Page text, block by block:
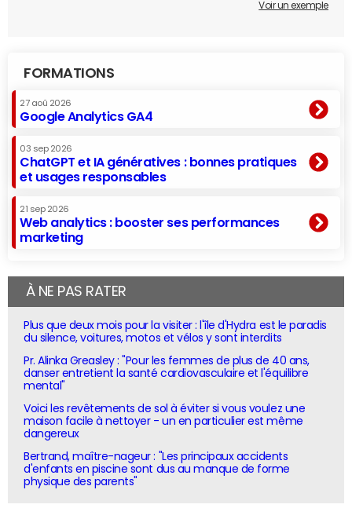
Voir un exemple
FORMATIONS
27 aoû 2026
Google Analytics GA4
03 sep 2026
ChatGPT et IA génératives : bonnes pratiques
et usages responsables
21 sep 2026
Web analytics : booster ses performances
marketing
À NE PAS RATER
Plus que deux mois pour la visiter : l'île d'Hydra est le paradis
du silence, voitures, motos et vélos y sont interdits
Pr. Alinka Greasley : "Pour les femmes de plus de 40 ans,
danser entretient la santé cardiovasculaire et l'équilibre
mental"
Voici les revêtements de sol à éviter si vous voulez une
maison facile à nettoyer - un en particulier est même
dangereux
Bertrand, maître-nageur : "Les principaux accidents
d'enfants en piscine sont dus au manque de forme
physique des parents"